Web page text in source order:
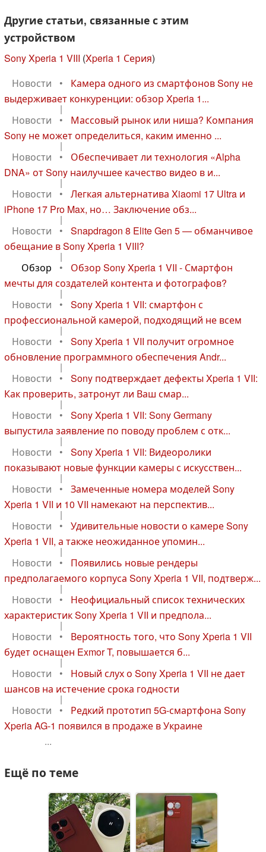
Другие статьи, связанные с этим
устройством
Sony Xperia 1 VIII (Xperia 1 Серия)
Новости
•
Камера одного из смартфонов Sony не
выдерживает конкуренции: обзор Xperia 1...
|
Новости
•
Массовый рынок или ниша? Компания
Sony не может определиться, каким именно ...
|
Новости
•
Обеспечивает ли технология «Alpha
DNA» от Sony наилучшее качество видео в и...
|
Новости
•
Легкая альтернатива Xiaomi 17 Ultra и
iPhone 17 Pro Max, но… Заключение обз...
|
Новости
•
Snapdragon 8 Elite Gen 5 — обманчивое
обещание в Sony Xperia 1 VIII?
|
Обзор
•
Обзор Sony Xperia 1 VII - Смартфон
мечты для создателей контента и фотографов?
|
Новости
•
Sony Xperia 1 VII: смартфон с
профессиональной камерой, подходящий не всем
|
Новости
•
Sony Xperia 1 VII получит огромное
обновление программного обеспечения Andr...
|
Новости
•
Sony подтверждает дефекты Xperia 1 VII:
Как проверить, затронут ли Ваш смар...
|
Новости
•
Sony Xperia 1 VII: Sony Germany
выпустила заявление по поводу проблем с отк...
|
Новости
•
Sony Xperia 1 VII: Видеоролики
показывают новые функции камеры с искусствен...
|
Новости
•
Замеченные номера моделей Sony
Xperia 1 VII и 10 VII намекают на перспектив...
|
Новости
•
Удивительные новости о камере Sony
Xperia 1 VII, а также неожиданное упомин...
|
Новости
•
Появились новые рендеры
предполагаемого корпуса Sony Xperia 1 VII, подтверж...
|
Новости
•
Неофициальный список технических
характеристик Sony Xperia 1 VII и предпола...
|
Новости
•
Вероятность того, что Sony Xperia 1 VII
будет оснащен Exmor T, повышается б...
|
Новости
•
Новый слух о Sony Xperia 1 VII не дает
шансов на истечение срока годности
|
Новости
•
Редкий прототип 5G-смартфона Sony
Xperia AG-1 появился в продаже в Украине
...
Ещё по теме